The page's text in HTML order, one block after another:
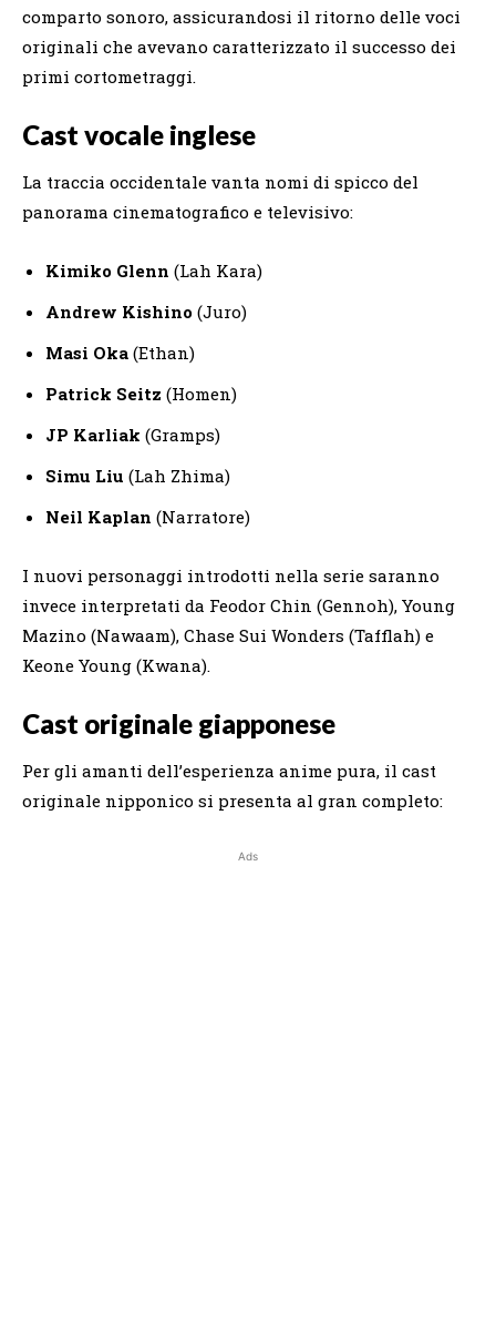
comparto sonoro, assicurandosi il ritorno delle voci
originali che avevano caratterizzato il successo dei
primi cortometraggi.
Cast vocale inglese
La traccia occidentale vanta nomi di spicco del
panorama cinematografico e televisivo:
Kimiko Glenn (Lah Kara)
Andrew Kishino (Juro)
Masi Oka (Ethan)
Patrick Seitz (Homen)
JP Karliak (Gramps)
Simu Liu (Lah Zhima)
Neil Kaplan (Narratore)
I nuovi personaggi introdotti nella serie saranno
invece interpretati da Feodor Chin (Gennoh), Young
Mazino (Nawaam), Chase Sui Wonders (Tafflah) e
Keone Young (Kwana).
Cast originale giapponese
Per gli amanti dell’esperienza anime pura, il cast
originale nipponico si presenta al gran completo:
Ads